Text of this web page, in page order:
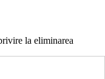
la eliminarea